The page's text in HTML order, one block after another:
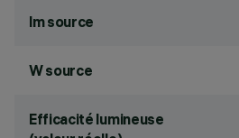
lm source
W source
Efficacité lumineuse